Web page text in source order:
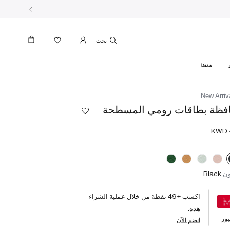
هدفنا
New
بطاقات رومي المسطحة
Black
اكسب +49 نقطة من خلال عملية الشراء
هذه.
انضم الآن